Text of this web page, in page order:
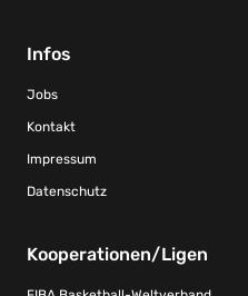
Infos
Jobs
Kontakt
Impressum
Datenschutz
Kooperationen/Ligen